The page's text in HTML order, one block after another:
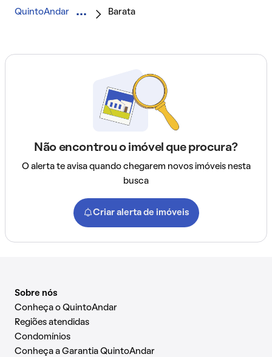
QuintoAndar Barata
Não encontrou o imóvel que procura?
O alerta te avisa quando chegarem novos imóveis nesta
busca
Criar alerta de imóveis
Sobre nós
Conheça o QuintoAndar
Regiões atendidas
Condomínios
Conheça a Garantia QuintoAndar